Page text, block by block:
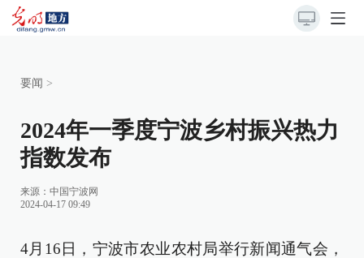
要闻 >
2024年一季度宁波乡村振兴热力
指数发布
来源： 中国宁波网
2024-04-17 09:49
4月16日，宁波市农业农村局举行新闻通气会，